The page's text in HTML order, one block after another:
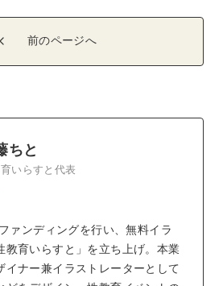
前のページへ
ちと
いらすと代表
ァンディングを行い、無料イラ
教育いらすと」を立ち上げ。本業
イナー兼イラストレーターとして